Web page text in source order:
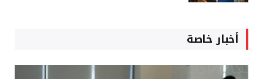
أخبار خاصة